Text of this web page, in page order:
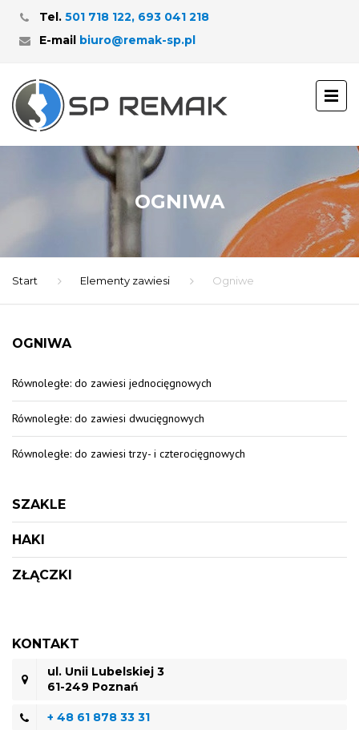
Tel. 501 718 122, 693 041 218
E-mail biuro@remak-sp.pl
OGNIWA
Start Elementy zawiesi Ogniwe
OGNIWA
Równoległe: do zawiesi jednocięgnowych
Równoległe: do zawiesi dwucięgnowych
Równoległe: do zawiesi trzy- i czterocięgnowych
SZAKLE
HAKI
ZŁĄCZKI
KONTAKT
ul. Unii Lubelskiej 3
61-249 Poznań
+ 48 61 878 33 31